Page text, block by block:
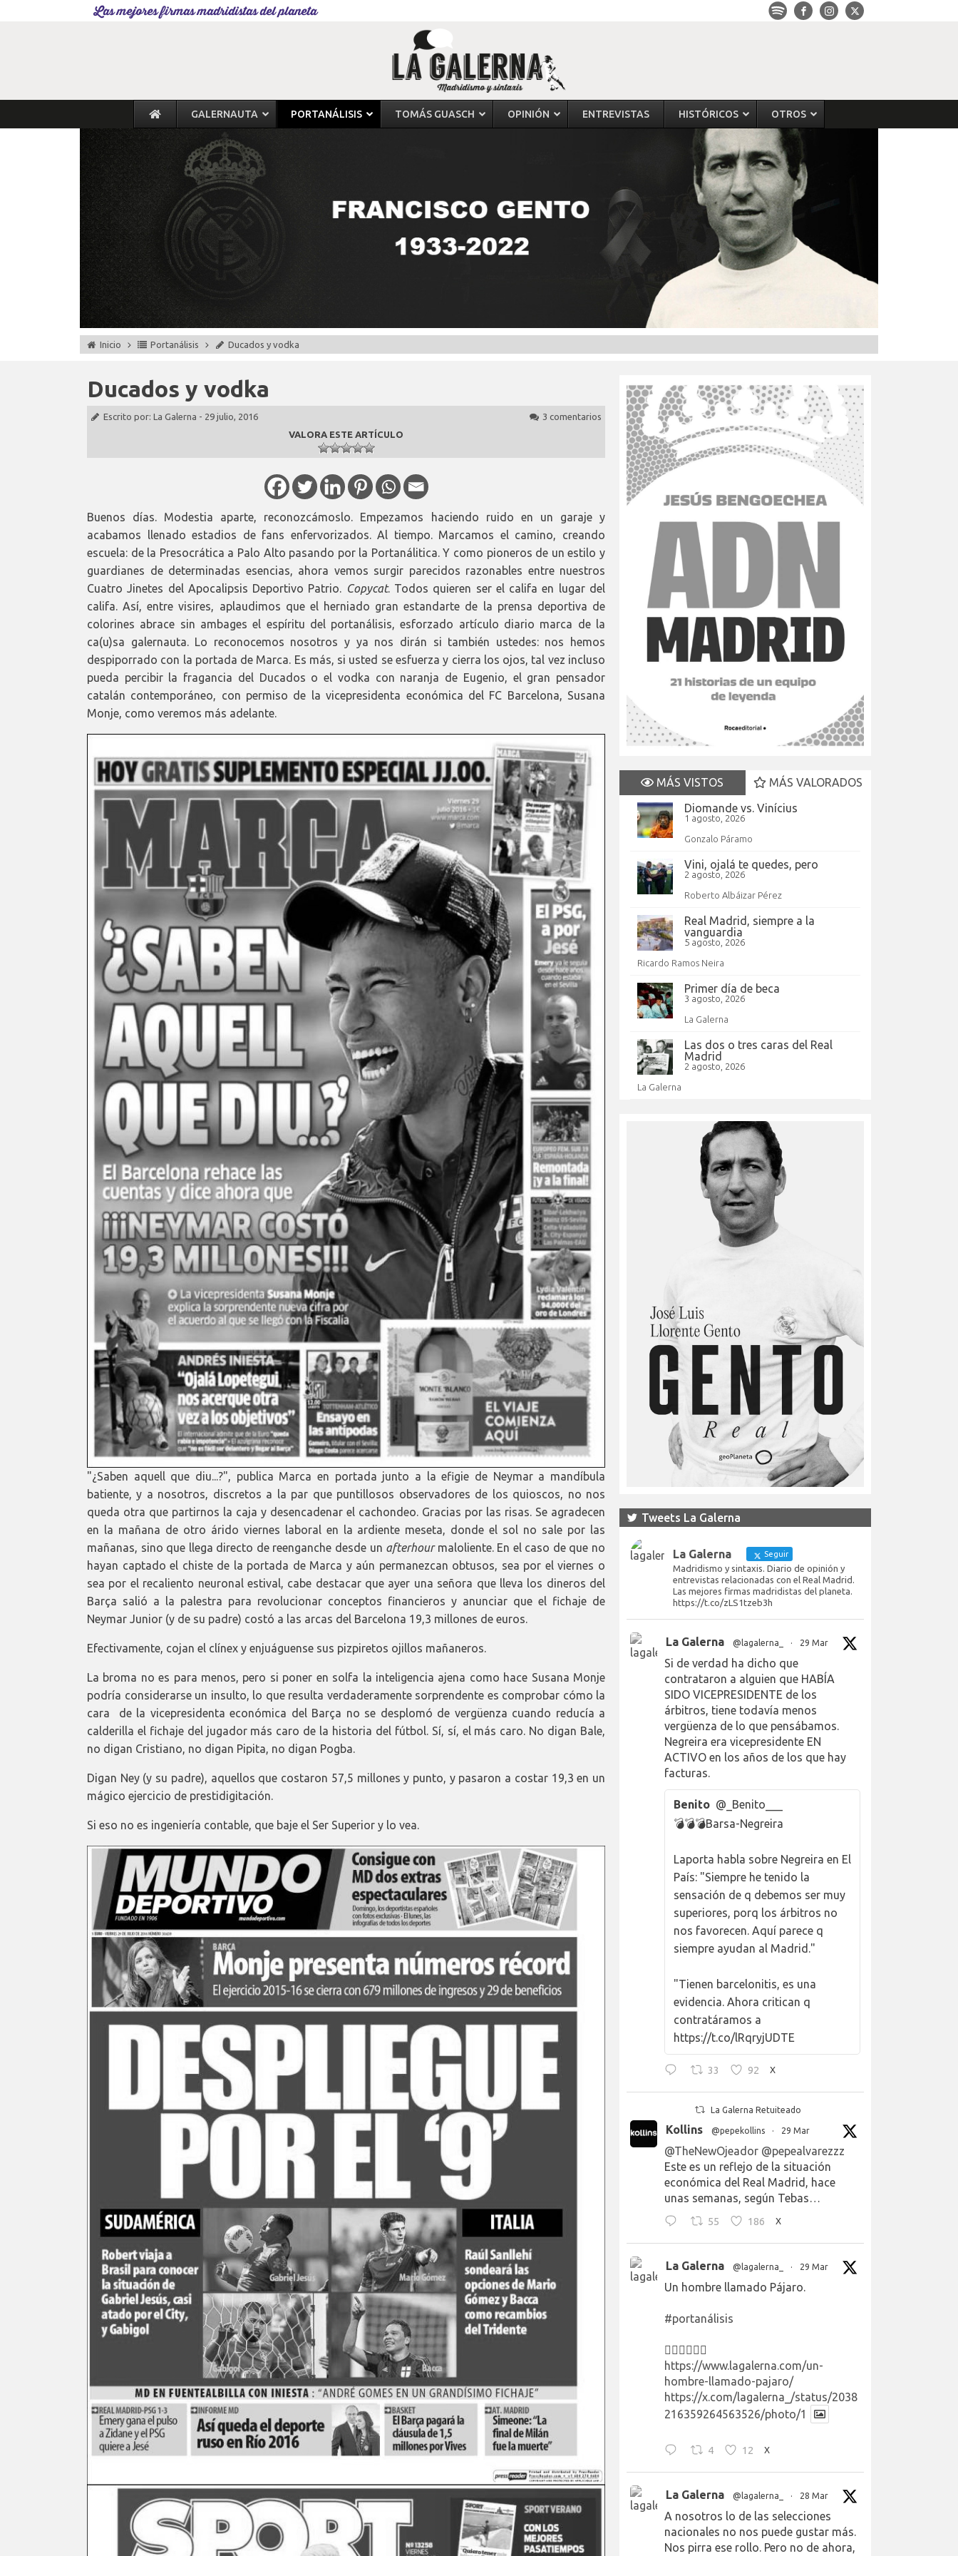
Las mejores firmas madridistas del planeta
GALERNAUTA PORTANÁLISIS TOMÁS GUASCH OPINIÓN ENTREVISTAS HISTÓRICOS OTROS
Inicio Portanálisis Ducados y vodka
Ducados y vodka
Escrito por: La Galerna - 29 julio, 2016
3 comentarios
VALORA ESTE ARTÍCULO
Buenos días. Modestia aparte, reconozcámoslo. Empezamos haciendo ruido en un garaje y
acabamos llenado estadios de fans enfervorizados. Al tiempo. Marcamos el camino, creando
escuela: de la Presocrática a Palo Alto pasando por la Portanálitica. Y como pioneros de un estilo y
guardianes de determinadas esencias, ahora vemos surgir parecidos razonables entre nuestros
Cuatro Jinetes del Apocalipsis Deportivo Patrio. Copycat. Todos quieren ser el califa en lugar del
califa. Así, entre visires, aplaudimos que el herniado gran estandarte de la prensa deportiva de
colorines abrace sin ambages el espíritu del portanálisis, esforzado artículo diario marca de la
ca(u)sa galernauta. Lo reconocemos nosotros y ya nos dirán si también ustedes: nos hemos
despiporrado con la portada de Marca. Es más, si usted se esfuerza y cierra los ojos, tal vez incluso
pueda percibir la fragancia del Ducados o el vodka con naranja de Eugenio, el gran pensador
catalán contemporáneo, con permiso de la vicepresidenta económica del FC Barcelona, Susana
Monje, como veremos más adelante.
"¿Saben aquell que diu...?", publica Marca en portada junto a la efigie de Neymar a mandíbula
batiente, y a nosotros, discretos a la par que puntillosos observadores de los quioscos, no nos
queda otra que partirnos la caja y desencadenar el cachondeo. Gracias por las risas. Se agradecen
en la mañana de otro árido viernes laboral en la ardiente meseta, donde el sol no sale por las
mañanas, sino que llega directo de reenganche desde un afterhourmaloliente. En el caso de que no
hayan captado el chiste de la portada de Marca y aún permanezcan obtusos, sea por el viernes o
sea por el recaliento neuronal estival, cabe destacar que ayer una señora que lleva los dineros del
Barça salió a la palestra para revolucionar conceptos financieros y anunciar que el fichaje de
Neymar Junior (y de su padre) costó a las arcas del Barcelona 19,3 millones de euros.
Efectivamente, cojan el clínex y enjuáguense sus pizpiretos ojillos mañaneros.
La broma no es para menos, pero si poner en solfa la inteligencia ajena como hace Susana Monje
podría considerarse un insulto, lo que resulta verdaderamente sorprendente es comprobar cómo la
cara de la vicepresidenta económica del Barça no se desplomó de vergüenza cuando reducía a
calderilla el fichaje del jugador más caro de la historia del fútbol. Sí, sí, el más caro. No digan Bale,
no digan Cristiano, no digan Pipita, no digan Pogba.
Digan Ney (y su padre), aquellos que costaron 57,5 millones y punto, y pasaron a costar 19,3 en un
mágico ejercicio de prestidigitación.
Si eso no es ingeniería contable, que baje el Ser Superior y lo vea.
MÁS VISTOS
MÁS VALORADOS
Diomande vs. Vinícius
1 agosto, 2026
Gonzalo Páramo
Vini, ojalá te quedes, pero
2 agosto, 2026
Roberto Albáizar Pérez
Real Madrid, siempre a la
vanguardia
5 agosto, 2026
Ricardo Ramos Neira
Primer día de beca
3 agosto, 2026
La Galerna
Las dos o tres caras del Real
Madrid
2 agosto, 2026
La Galerna
Tweets La Galerna
La Galerna Seguir
Madridismo y sintaxis. Diario de opinión y
entrevistas relacionadas con el Real Madrid.
Las mejores firmas madridistas del planeta.
https://t.co/zLS1tzeb3h
La Galerna @lagalerna_ · 29 Mar
Si de verdad ha dicho que
contrataron a alguien que HABÍA
SIDO VICEPRESIDENTE de los
árbitros, tiene todavía menos
vergüenza de lo que pensábamos.
Negreira era vicepresidente EN
ACTIVO en los años de los que hay
facturas.
Benito @_Benito___
💣💣💣Barsa-Negreira
Laporta habla sobre Negreira en El
País: "Siempre he tenido la
sensación de q debemos ser muy
superiores, porq los árbitros no
nos favorecen. Aquí parece q
siempre ayudan al Madrid."
"Tienen barcelonitis, es una
evidencia. Ahora critican q
contratáramos a
https://t.co/lRqryjUDTE
33 92 X
La Galerna Retuiteado
Kollins @pepekollins · 29 Mar
@TheNewOjeador @pepealvarezzz
Este es un reflejo de la situación
económica del Real Madrid, hace
unas semanas, según Tebas…
55 186 X
La Galerna @lagalerna_ · 29 Mar
Un hombre llamado Pájaro.
#portanálisis
👉🏻👉🏻👉🏻
https://www.lagalerna.com/un-
hombre-llamado-pajaro/
https://x.com/lagalerna_/status/2038
216359264563526/photo/1
4 12 X
La Galerna @lagalerna_ · 28 Mar
A nosotros lo de las selecciones
nacionales no nos puede gustar más.
Nos pirra ese rollo. Pero no de ahora,